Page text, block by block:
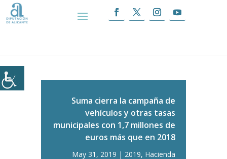
Suma cierra la campaña de vehículos y
otras tasas municipales con 1,7 millones de euros
Suma cierra la campaña de
vehículos y otras tasas
municipales con 1,7 millones de
euros más que en 2018
May 31, 2019 2019, Hacienda